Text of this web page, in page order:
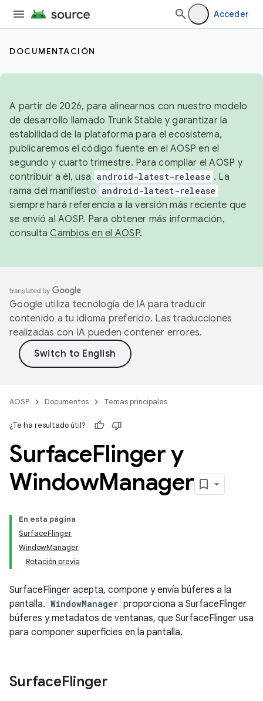
Acceder
DOCUMENTACIÓN
A partir de 2026, para alinearnos con nuestro modelo
de desarrollo llamado Trunk Stable y garantizar la
estabilidad de la plataforma para el ecosistema,
publicaremos el código fuente en el AOSP en el
segundo y cuarto trimestre. Para compilar el AOSP y
contribuir a él, usa android-latest-release . La
rama del manifiesto android-latest-release
siempre hará referencia a la versión más reciente que
se envió al AOSP. Para obtener más información,
consultaCambios en el AOSP.
Google utiliza tecnología de IA para traducir
contenido a tu idioma preferido. Las traducciones
realizadas con IA pueden contener errores.
AOSP Documentos Temas principales
¿Te ha resultado útil?
SurfaceFlinger y
WindowManager
En esta página
SurfaceFlinger
WindowManager
Rotación previa
SurfaceFlinger acepta, compone y envía búferes a la
pantalla. WindowManager proporciona a SurfaceFlinger
búferes y metadatos de ventanas, que SurfaceFlinger usa
para componer superficies en la pantalla.
SurfaceFlinger